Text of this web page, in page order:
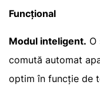
Funcțional
Modul inteligent. O
comută automat
optim în funcție de